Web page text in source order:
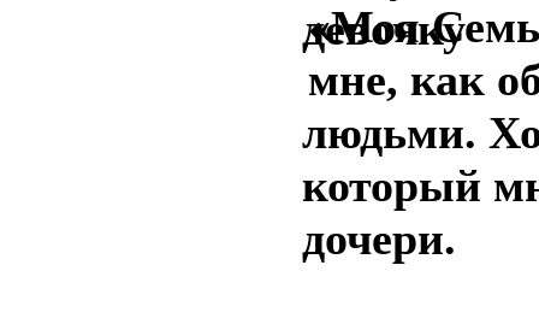
«Моя
мне, как
людьми.
который
дочери.